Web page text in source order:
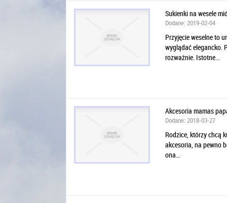
Sukienki na wesele
Dodane: 2019-02-04
Przyjęcie weselne to
wyglądać elegancko.
rozważnie. Istotne...
Akcesoria mamas
Dodane: 2018-03-27
Rodzice, którzy chcą
akcesoria, na pewno
ona...